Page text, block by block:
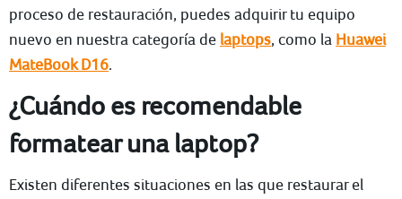
proceso de restauración, puedes adquirir tu equipo
nuevo en nuestra categoría de laptops, como la Huawei
MateBook D16.
¿Cuándo es recomendable
formatear una laptop?
Existen diferentes situaciones en las que restaurar el